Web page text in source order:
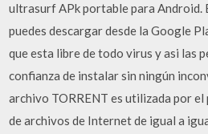
ultrasurf APk portable para Android.
puedes descargar desde la Google
que esta libre de todo virus y asi las
confianza de instalar sin ningún
archivo TORRENT es utilizada por
de archivos de Internet de igual a